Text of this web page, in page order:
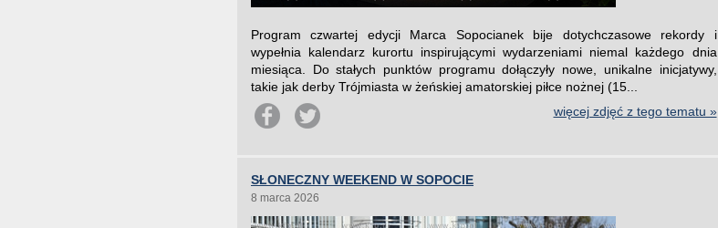
Program czwartej edycji Marca Sopocianek bije dotychczasowe rekordy i
wypełnia kalendarz kurortu inspirującymi wydarzeniami niemal każdego dnia
miesiąca. Do stałych punktów programu dołączyły nowe, unikalne inicjatywy,
takie jak derby Trójmiasta w żeńskiej amatorskiej piłce nożnej (15...
więcej zdjęć z tego tematu »
SŁONECZNY WEEKEND W SOPOCIE
8 marca 2026